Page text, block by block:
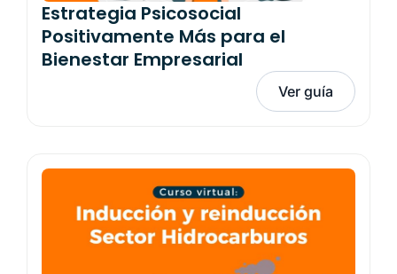
Estrategia Psicosocial
Positivamente Más para el
Bienestar Empresarial
Ver guía